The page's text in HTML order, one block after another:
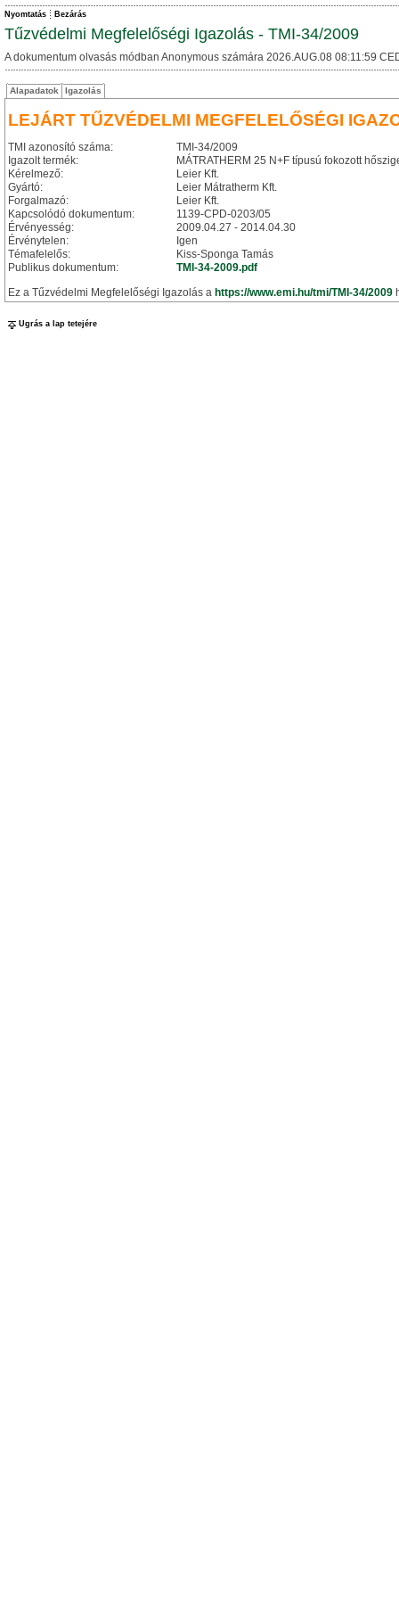
Nyomtatás Bezárás
Tűzvédelmi Megfelelőségi Igazolás - TMI-34/2009
A dokumentum olvasás módban Anonymous számára 2026.AUG.08 08:11:59
Alapadatok Igazolás
LEJÁRT TŰZVÉDELMI MEGFELELŐSÉGI
TMI azonosító száma:
TMI-34/2009
Igazolt termék:
MÁTRATHERM 25 N+F típusú fokozott
Kérelmező:
Leier Kft.
Gyártó:
Leier Mátratherm Kft.
Forgalmazó:
Leier Kft.
Kapcsolódó dokumentum:
1139-CPD-0203/05
Érvényesség:
2009.04.27 - 2014.04.30
Érvénytelen:
Igen
Témafelelős:
Kiss-Sponga Tamás
Publikus dokumentum:
TMI-34-2009.pdf
Ez a Tűzvédelmi Megfelelőségi Igazolás a https://www.emi.hu/tmi/TMI-34/2009
Ugrás a lap tetejére